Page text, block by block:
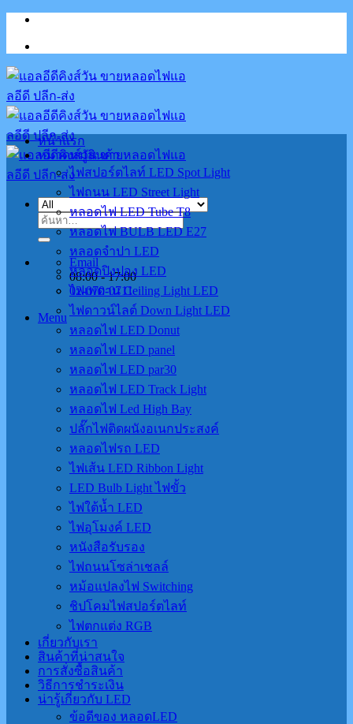
Skip
content
ค้นหา:
Email
08:00 - 17:00
02-070-0711
Menu
หน้าแรก
หมวดหมู่สินค้า
ไฟสปอร์ตไลท์ LED Spot Light
ไฟถนน LED Street Light
หลอดไฟ LED Tube T8
หลอดไฟ BULB LED E27
หลอดจำปา LED
หลอดปิงปอง LED
ไฟเพดาน Ceiling Light LED
ไฟดาวน์ไลต์ Down Light LED
หลอดไฟ LED Donut
หลอดไฟ LED panel
หลอดไฟ LED par30
หลอดไฟ LED Track Light
หลอดไฟ Led High Bay
ปลั๊กไฟติดผนังอเนกประสงค์
หลอดไฟรถ LED
ไฟเส้น LED Ribbon Light
LED Bulb Light ไฟขั้ว
ไฟใต้น้ำ LED
ไฟอุโมงค์ LED
หนังสือรับรอง
ไฟถนนโซล่าเชลล์
หม้อแปลงไฟ Switching
ชิปโคมไฟสปอร์ตไลท์
ไฟตกแต่ง RGB
เกี่ยวกับเรา
สินค้าที่น่าสนใจ
การสั่งซื้อสินค้า
วิธีการชำระเงิน
น่ารู้เกี่ยวกับ LED
ข้อดีของ หลอดLED